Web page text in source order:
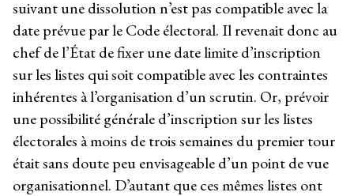
suivant une dissolution n’est pas compatible avec la
date prévue par le Code électoral. Il revenait donc au
chef de l’État de fixer une date limite d’inscription
sur les listes qui soit compatible avec les contraintes
inhérentes à l’organisation d’un scrutin. Or, prévoir
une possibilité générale d’inscription sur les listes
électorales à moins de trois semaines du premier tour
était sans doute peu envisageable d’un point de vue
organisationnel. D’autant que ces mêmes listes ont